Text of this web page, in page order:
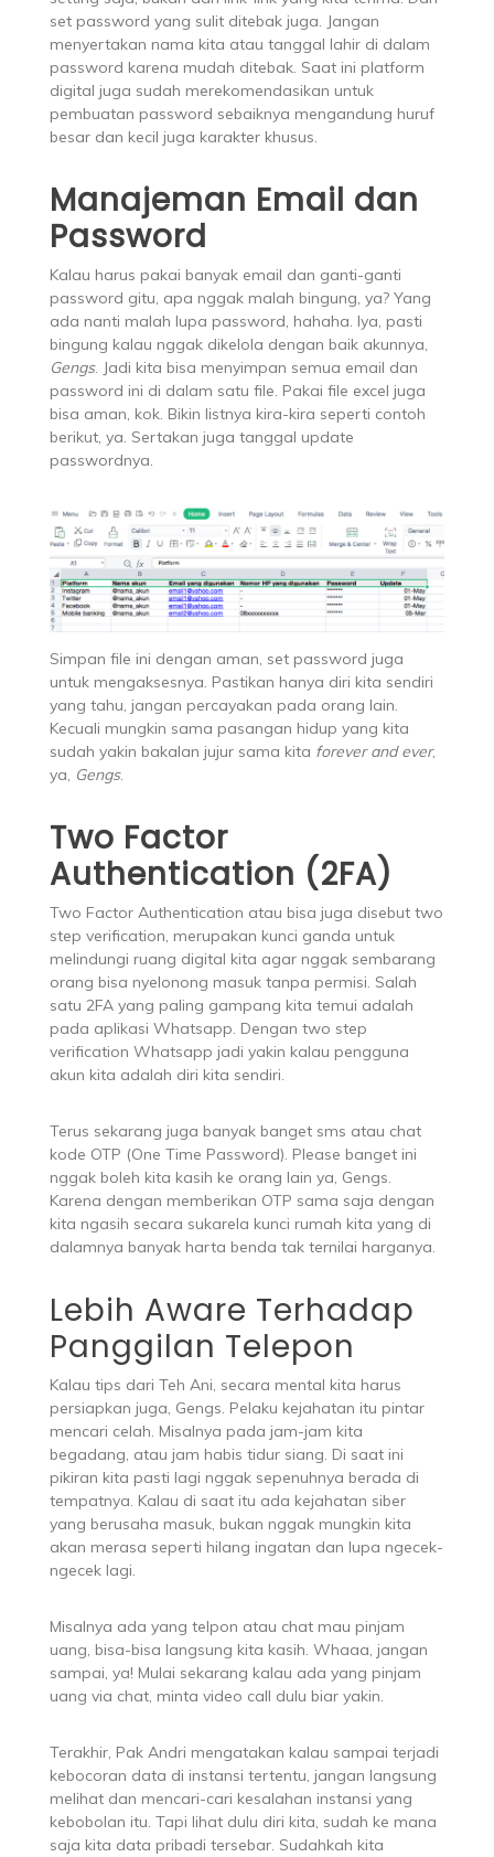
set password yang sulit ditebak juga. Jangan
menyertakan nama kita atau tanggal lahir di dalam
password karena mudah ditebak. Saat ini platform
digital juga sudah merekomendasikan untuk
pembuatan password sebaiknya mengandung huruf
besar dan kecil juga karakter khusus.
Manajeman Email dan
Password
Kalau harus pakai banyak email dan ganti-ganti
password gitu, apa nggak malah bingung, ya? Yang
ada nanti malah lupa password, hahaha. Iya, pasti
bingung kalau nggak dikelola dengan baik akunnya,
Gengs. Jadi kita bisa menyimpan semua email dan
password ini di dalam satu file. Pakai file excel juga
bisa aman, kok. Bikin listnya kira-kira seperti contoh
berikut, ya. Sertakan juga tanggal update
passwordnya.
Simpan file ini dengan aman, set password juga
untuk mengaksesnya. Pastikan hanya diri kita sendiri
yang tahu, jangan percayakan pada orang lain.
Kecuali mungkin sama pasangan hidup yang kita
sudah yakin bakalan jujur sama kita forever and ever,
ya, Gengs.
Two Factor
Authentication (2FA)
Two Factor Authentication atau bisa juga disebut two
step verification, merupakan kunci ganda untuk
melindungi ruang digital kita agar nggak sembarang
orang bisa nyelonong masuk tanpa permisi. Salah
satu 2FA yang paling gampang kita temui adalah
pada aplikasi Whatsapp. Dengan two step
verification Whatsapp jadi yakin kalau pengguna
akun kita adalah diri kita sendiri.
Terus sekarang juga banyak banget sms atau chat
kode OTP (One Time Password). Please banget ini
nggak boleh kita kasih ke orang lain ya, Gengs.
Karena dengan memberikan OTP sama saja dengan
kita ngasih secara sukarela kunci rumah kita yang di
dalamnya banyak harta benda tak ternilai harganya.
Lebih Aware Terhadap
Panggilan Telepon
Kalau tips dari Teh Ani, secara mental kita harus
persiapkan juga, Gengs. Pelaku kejahatan itu pintar
mencari celah. Misalnya pada jam-jam kita
begadang, atau jam habis tidur siang. Di saat ini
pikiran kita pasti lagi nggak sepenuhnya berada di
tempatnya. Kalau di saat itu ada kejahatan siber
yang berusaha masuk, bukan nggak mungkin kita
akan merasa seperti hilang ingatan dan lupa ngecek-
ngecek lagi.
Misalnya ada yang telpon atau chat mau pinjam
uang, bisa-bisa langsung kita kasih. Whaaa, jangan
sampai, ya! Mulai sekarang kalau ada yang pinjam
uang via chat, minta video call dulu biar yakin.
Terakhir, Pak Andri mengatakan kalau sampai terjadi
kebocoran data di instansi tertentu, jangan langsung
melihat dan mencari-cari kesalahan instansi yang
kebobolan itu. Tapi lihat dulu diri kita, sudah ke mana
saja kita data pribadi tersebar. Sudahkah kita